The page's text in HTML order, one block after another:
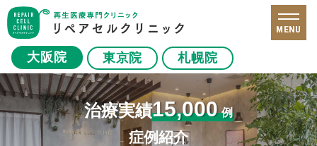
大阪院 東京院 札幌院
MENU
治療実績15,000 例
症例紹介